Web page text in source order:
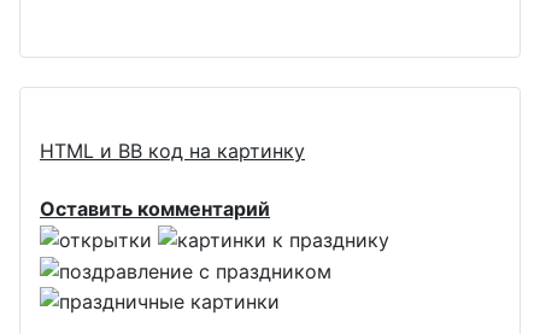
HTML и BB код на картинку
Оставить комментарий